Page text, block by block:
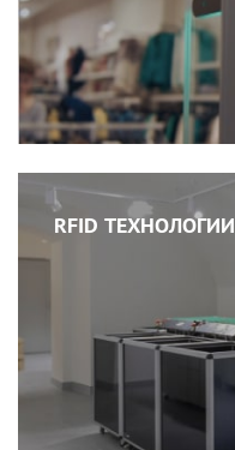
RFID ТЕХНОЛОГИИ